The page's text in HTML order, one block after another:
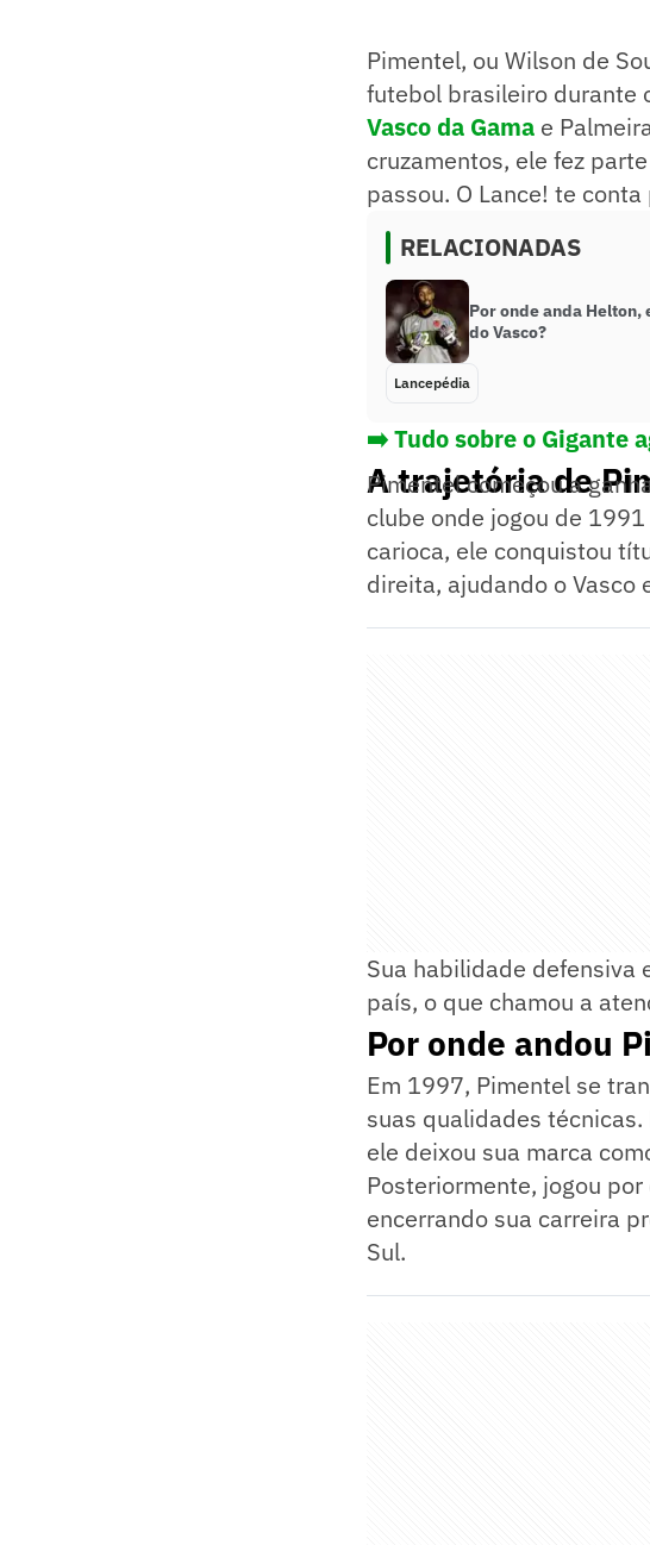
Pimentel, ou Wilson de
futebol brasileiro durante
Vasco da Gama e
cruzamentos, ele fez
passou. O Lance! te
RELACIONADAS
Por onde anda Helton,
do Vasco?
Lancepédia
➡️ Tudo sobre o Gigante
A trajetória de
Pimentel começou a
clube onde jogou de
carioca, ele conquistou
direita, ajudando o Vasco
Sua habilidade defensiva
país, o que chamou a
Por onde andou
Em 1997, Pimentel se
suas qualidades
ele deixou sua marca
Posteriormente, jogou
encerrando sua carreira
Sul.